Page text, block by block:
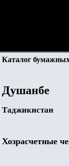
Каталог
Душанбе
Таджикистан
Хозрасчетные